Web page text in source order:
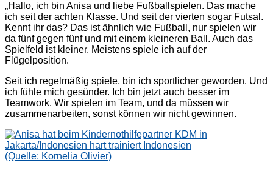
„Hallo, ich bin Anisa und liebe Fußballspielen. Das mache
ich seit der achten Klasse. Und seit der vierten sogar Futsal.
Kennt ihr das? Das ist ähnlich wie Fußball, nur spielen wir
da fünf gegen fünf und mit einem kleineren Ball. Auch das
Spielfeld ist kleiner. Meistens spiele ich auf der
Flügelposition.
Seit ich regelmäßig spiele, bin ich sportlicher geworden. Und
ich fühle mich gesünder. Ich bin jetzt auch besser im
Teamwork. Wir spielen im Team, und da müssen wir
zusammenarbeiten, sonst können wir nicht gewinnen.